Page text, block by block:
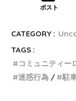
ポスト
CATEGORY :
TAGS :
コミュニティー
迷惑行為
駐